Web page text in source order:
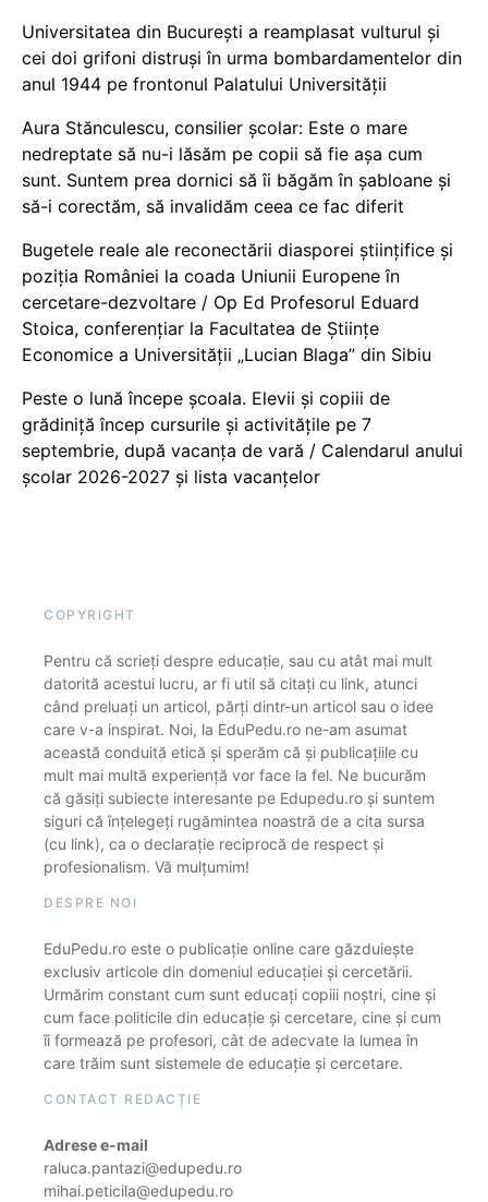
Universitatea din București a reamplasat vulturul și
cei doi grifoni distruși în urma bombardamentelor din
anul 1944 pe frontonul Palatului Universității
Aura Stănculescu, consilier școlar: Este o mare
nedreptate să nu-i lăsăm pe copii să fie așa cum
sunt. Suntem prea dornici să îi băgăm în șabloane și
să-i corectăm, să invalidăm ceea ce fac diferit
Bugetele reale ale reconectării diasporei științifice și
poziția României la coada Uniunii Europene în
cercetare-dezvoltare / Op Ed Profesorul Eduard
Stoica, conferențiar la Facultatea de Științe
Economice a Universității „Lucian Blaga” din Sibiu
Peste o lună începe școala. Elevii și copiii de
grădiniță încep cursurile și activitățile pe 7
septembrie, după vacanța de vară / Calendarul anului
școlar 2026-2027 și lista vacanțelor
COPYRIGHT
Pentru că scrieți despre educație, sau cu atât mai mult
datorită acestui lucru, ar fi util să citați cu link, atunci
când preluați un articol, părți dintr-un articol sau o idee
care v-a inspirat. Noi, la EduPedu.ro ne-am asumat
această conduită etică și sperăm că și publicațiile cu
mult mai multă experiență vor face la fel. Ne bucurăm
că găsiți subiecte interesante pe Edupedu.ro și suntem
siguri că înțelegeți rugămintea noastră de a cita sursa
(cu link), ca o declarație reciprocă de respect și
profesionalism. Vă mulțumim!
DESPRE NOI
EduPedu.ro este o publicație online care găzduiește
exclusiv articole din domeniul educației și cercetării.
Urmărim constant cum sunt educați copiii noștri, cine și
cum face politicile din educație și cercetare, cine și cum
îi formează pe profesori, cât de adecvate la lumea în
care trăim sunt sistemele de educație și cercetare.
CONTACT REDACȚIE
Adrese e-mail
raluca.pantazi@edupedu.ro
mihai.peticila@edupedu.ro